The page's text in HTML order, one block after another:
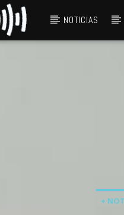
NOTICIAS
+